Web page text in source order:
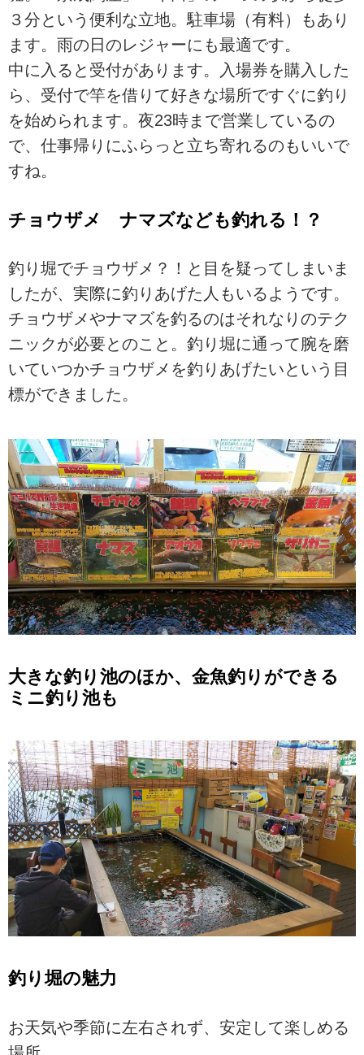
３分という便利な立地。駐車場（有料）もあり
ます。雨の日のレジャーにも最適です。
中に入ると受付があります。入場券を購入した
ら、受付で竿を借りて好きな場所ですぐに釣り
を始められます。夜23時まで営業しているの
で、仕事帰りにふらっと立ち寄れるのもいいで
すね。
チョウザメ ナマズなども釣れる！？
釣り堀でチョウザメ？！と目を疑ってしまいま
したが、実際に釣りあげた人もいるようです。
チョウザメやナマズを釣るのはそれなりのテク
ニックが必要とのこと。釣り堀に通って腕を磨
いていつかチョウザメを釣りあげたいという目
標ができました。
大きな釣り池のほか、金魚釣りができる
ミニ釣り池も
釣り堀の魅力
お天気や季節に左右されず、安定して楽しめる